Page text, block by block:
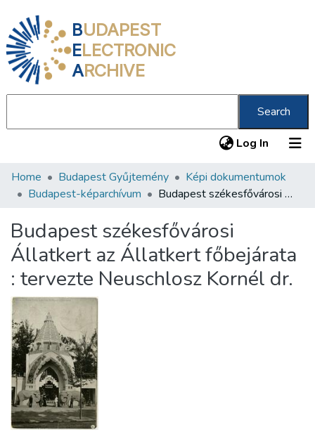
BUDAPEST
ELECTRONIC
ARCHIVE
Search
Log In (current)
Communities & Collections
Statistics
About us
Home Budapest Gyűjtemény
Képi dokumentumok
Budapest-képarchívum
Budapest székesfővárosi Állatkert az Állatkert főbejárata : tervezte Neuschlosz Kornél dr.
Budapest székesfővárosi
Állatkert az Állatkert főbejárata
: tervezte Neuschlosz Kornél dr.